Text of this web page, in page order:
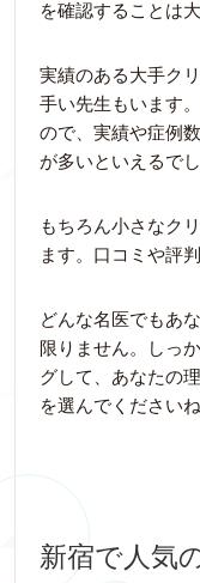
を確認することは
実績のある大手ク
手い先生もいます
ので、実績や症例
が多いといえるでし
もちろん小さなク
ます。口コミや評
どんな名医でもあ
限りません。しっ
グして、あなたの
を選んでくださいね
新宿で人気